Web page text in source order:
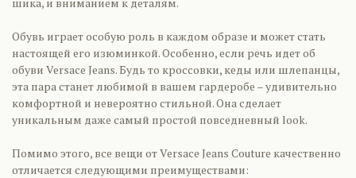
Обувь играет особую роль в каждом образе и может стать
настоящей его изюминкой. Особенно, если речь идет об
обуви Versace Jeans. Будь то кроссовки, кеды или шлепанцы,
эта пара станет любимой в вашем гардеробе – удивительно
комфортной и невероятно стильной. Она сделает
уникальным даже самый простой повседневный look.
Помимо этого, все вещи от Versace Jeans Couture качественно
отличается следующими преимуществами: